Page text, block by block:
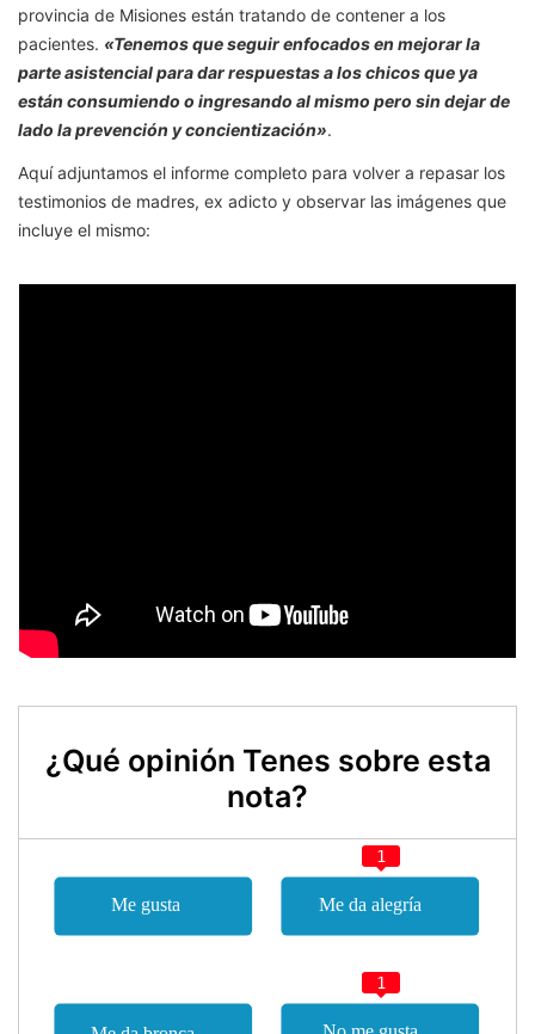
provincia de Misiones están tratando de contener a los
pacientes. «Tenemos que seguir enfocados en mejorar la
parte asistencial para dar respuestas a los chicos que ya
están consumiendo o ingresando al mismo pero sin dejar de
lado la prevención y concientización».
Aquí adjuntamos el informe completo para volver a repasar los
testimonios de madres, ex adicto y observar las imágenes que
incluye el mismo:
¿Qué opinión Tenes sobre esta
nota?
1
1